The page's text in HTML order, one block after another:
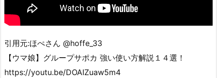
引用元:ほぺさん @hoffe_33
【ウマ娘】グループサポカ 強い使い方解説１４選！
https://youtu.be/DOAIZuaw5m4